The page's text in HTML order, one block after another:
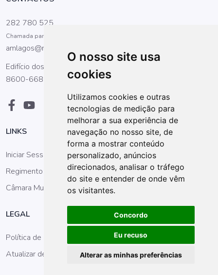
O nosso site usa
cookies
Utilizamos cookies e outras
tecnologias de medição para
melhorar a sua experiência de
navegação no nosso site, de
forma a mostrar conteúdo
personalizado, anúncios
direcionados, analisar o tráfego
do site e entender de onde vêm
os visitantes.
Concordo
Eu recuso
Alterar as minhas preferências
282 780 525
Chamada para a rede fixa nacional
amlagos@mail.telepac.pt
Edifício dos Antigos Paços do Concelho, Praça Gil Eanes.
8600-668 Lagos
LINKS
Iniciar Sessão
Regimento da AM
Câmara Municipal
LEGAL
Política de Privacidade
Atualizar definições dos cookies